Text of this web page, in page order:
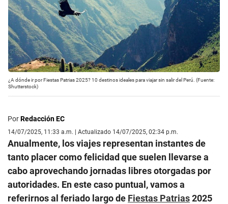
¿A dónde ir por Fiestas Patrias 2025? 10 destinos ideales para viajar sin salir del Perú. (Fuente:
Shutterstock)
PorRedacción EC
14/07/2025, 11:33 a.m. | Actualizado 14/07/2025, 02:34 p.m.
Anualmente, los viajes representan instantes de
tanto placer como felicidad que suelen llevarse a
cabo aprovechando jornadas libres otorgadas por
autoridades. En este caso puntual, vamos a
referirnos al feriado largo de Fiestas Patrias2025